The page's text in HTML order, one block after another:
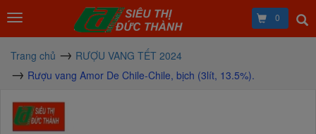
0
Trang chủ
RƯỢU VANG TẾT 2024
Rượu vang Amor De Chile-Chile, bịch (3lít, 13.5%).